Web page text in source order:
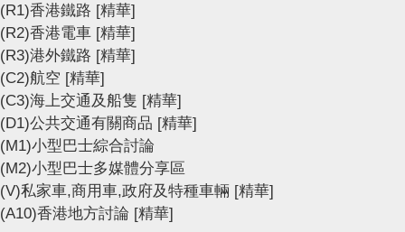
(R1)香港鐵路 [精華]
(R2)香港電車 [精華]
(R3)港外鐵路 [精華]
(C2)航空 [精華]
(C3)海上交通及船隻 [精華]
(D1)公共交通有關商品 [精華]
(M1)小型巴士綜合討論
(M2)小型巴士多媒體分享區
(V)私家車,商用車,政府及特種車輛 [精華]
(A10)香港地方討論 [精華]